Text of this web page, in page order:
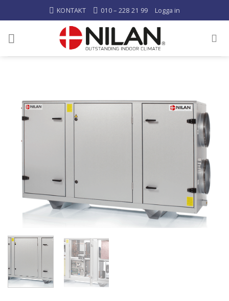
KONTAKT 010 – 228 21 99 Logga in